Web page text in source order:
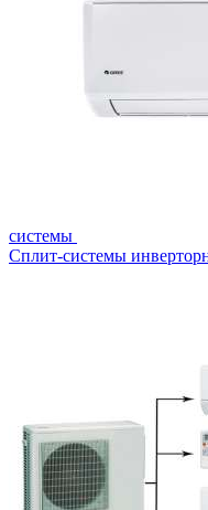
системы
Сплит-системы